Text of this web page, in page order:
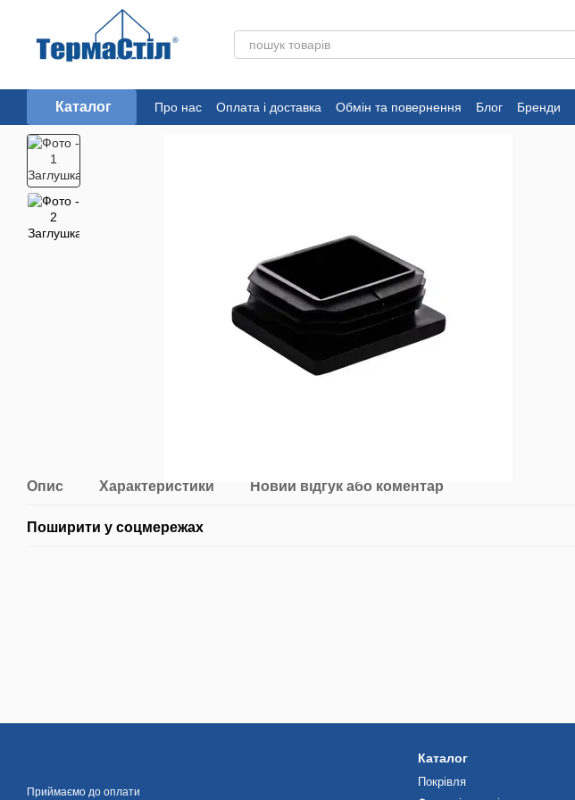
Перейти до основного контенту
Каталог Про нас Оплата і доставка Обмін та повернення Блог Бренди
Опис Характеристики Новий відгук або коментар
Поширити у соцмережах
Приймаємо до оплати
Каталог
Покрівля